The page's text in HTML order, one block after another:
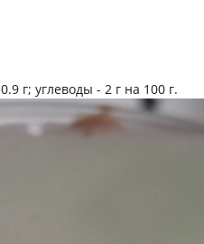
0.9 г; углеводы - 2 г на 100 г.